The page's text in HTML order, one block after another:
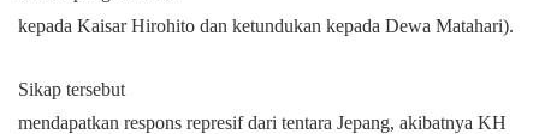
kepada Kaisar Hirohito dan ketundukan kepada Dewa Matahari).
Sikap tersebut
mendapatkan respons represif dari tentara Jepang, akibatnya KH